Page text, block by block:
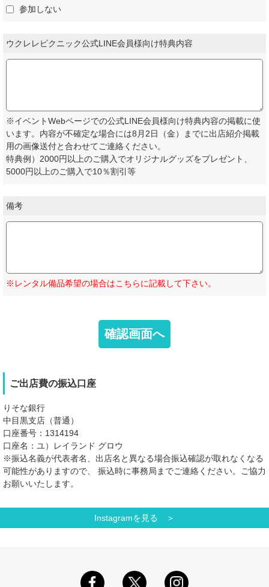
参加しない
ウクレレピクニック公式LINE会員様向け特典内容
※イベントWebページでの公式LINE会員様向け特典内容の掲載に使
います。内容が不確定な場合には8月2日（金）までに出店紹介掲載
用の画像送付と合わせてご連絡ください。
特典例）2000円以上のご購入でオリジナルグッズをプレゼント、
5000円以上のご購入で10％割引等
備考
※レンタル備品希望の場合はこちらに記載して下さい。
ご出店費の振込口座
りそな銀行
中目黒支店（普通）
口座番号：1314194
口座名：ユ）レイランド グロウ
※振込名義が代表者名、出店名と異なる場合振込確認が取れなくなる
可能性がありますので、 振込時に事務局までご連絡ください。ご協力
お願いいたします。
Instagramを見る ＞